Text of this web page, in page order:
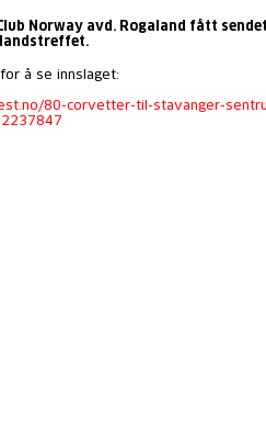
Norway avd. Rogaland fått
landstreffet.
å se innslaget:
80-corvetter-til-stavanger-